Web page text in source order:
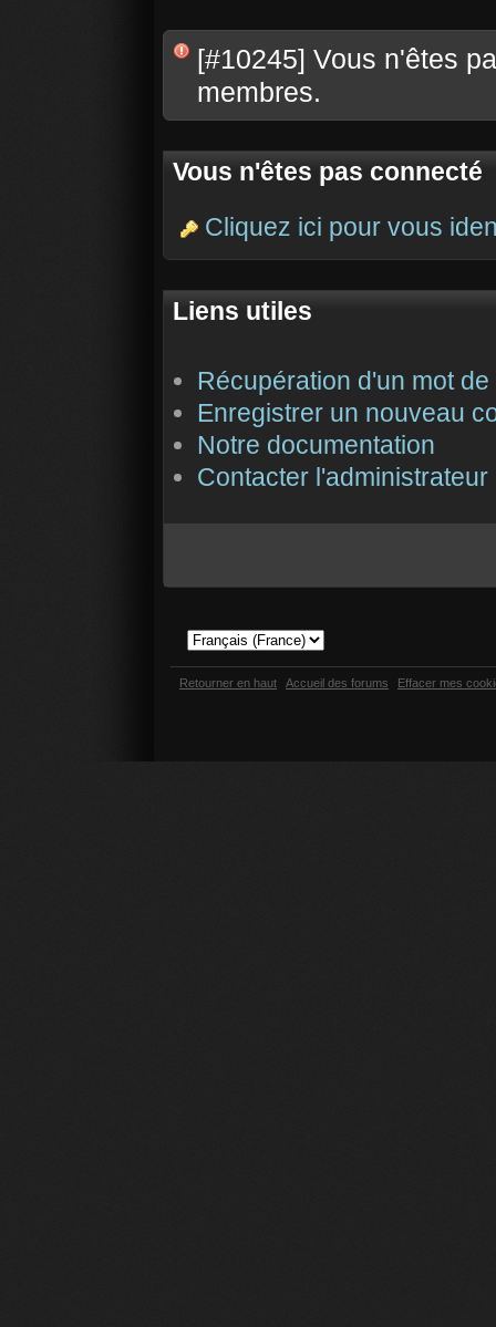
[#10245] Vous n'êtes
membres.
Vous n'êtes pas connecté
Cliquez ici pour vous
Liens utiles
Récupération d'un mot
Enregistrer un nouveau
Notre documentation
Contacter
Retourner en haut Accueil des forums Effacer mes